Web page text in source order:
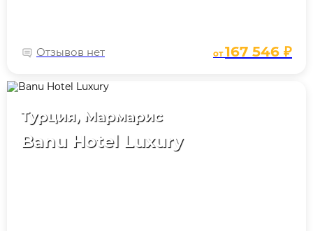
Отзывов нет от167 546 ₽
Турция, Мармарис
Banu Hotel Luxury